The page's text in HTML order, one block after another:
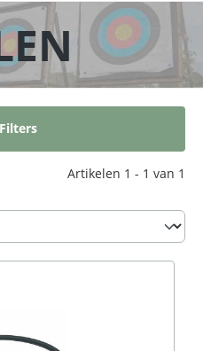
Filters
Artikelen 1 - 1 van 1